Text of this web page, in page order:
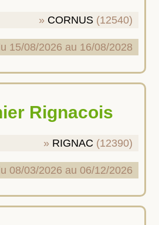
CORNUS (12540)
15/08/2026 au 16/08/2028
Rignacois
RIGNAC (12390)
08/03/2026 au 06/12/2026